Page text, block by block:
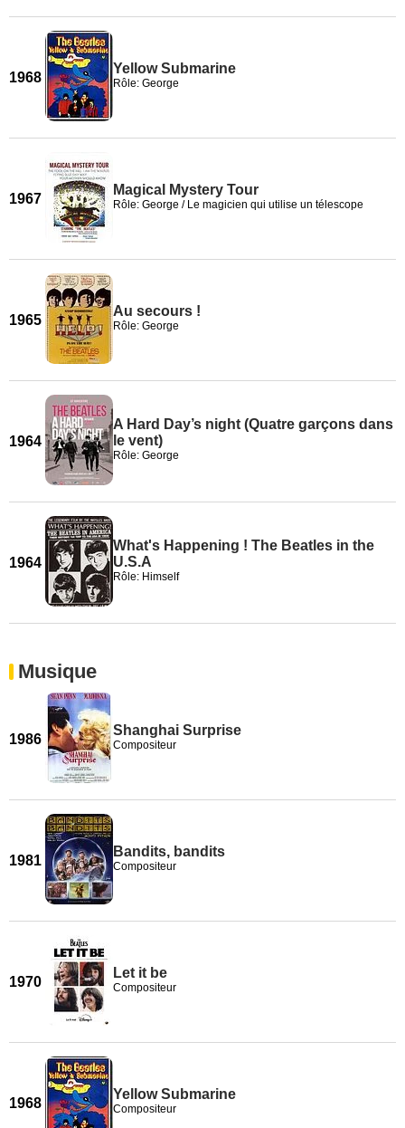
1968
Yellow Submarine
Rôle: George
1967
Magical Mystery Tour
Rôle: George / Le magicien qui utilise un télescope
1965
Au secours !
Rôle: George
1964
A Hard Day’s night (Quatre garçons dans
le vent)
Rôle: George
1964
What's Happening ! The Beatles in the
U.S.A
Rôle: Himself
Musique
1986
Shanghai Surprise
Compositeur
1981
Bandits, bandits
Compositeur
1970
Let it be
Compositeur
1968
Yellow Submarine
Compositeur